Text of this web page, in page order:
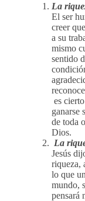
La
El ser
creer
a su
mismo
sentido
es
ganarse
de toda
Dios.
La
Jesús
riqueza,
lo que
mundo,
pensará